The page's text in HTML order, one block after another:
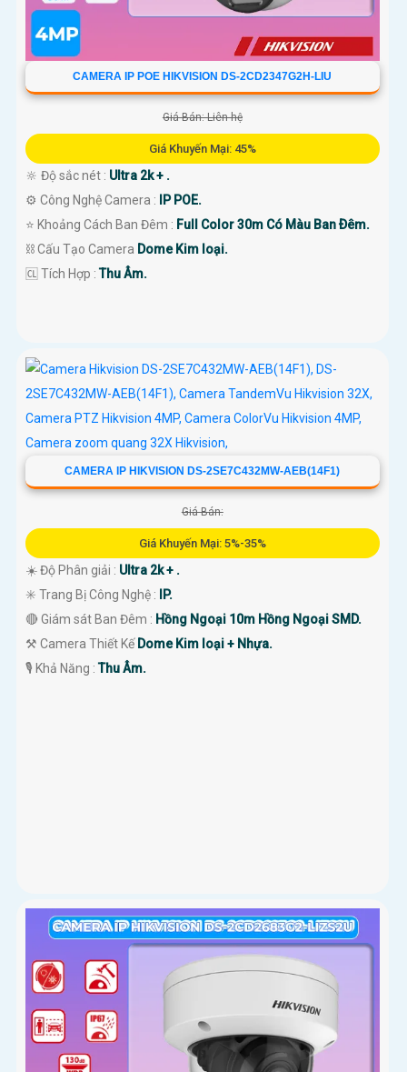
CAMERA IP POE HIKVISION DS-2CD2347G2H-LIU
Giá Bán: Liên hệ
Giá Khuyến Mại: 45%
🔆 Độ sắc nét : Ultra 2k + .
⚙ Công Nghệ Camera :
IP POE.
⭐ Khoảng Cách Ban Đêm : Full Color 30m Có Màu Ban Ðêm.
⛓ Cấu Tạo Camera Dome Kim loại.
️🆑 Tích Hợp :Thu Âm.
CAMERA IP HIKVISION DS-2SE7C432MW-AEB(14F1)
Giá Bán:
Giá Khuyến Mại: 5%-35%
☀️ Độ Phân giải : Ultra 2k + .
✳️ Trang Bị Công Nghệ :
IP.
🔴 Giám sát Ban Đêm : Hồng Ngoại 10m Hồng Ngoại SMD.
⚒ Camera Thiết Kế Dome Kim loại + Nhựa.
️🎙 Khả Năng :Thu Âm.